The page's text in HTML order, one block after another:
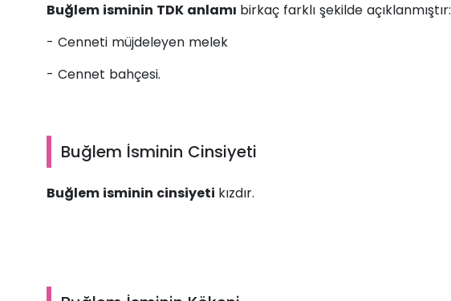
Buğlem isminin TDK anlamı birkaç farklı şekilde açıklanmıştır:
- Cenneti müjdeleyen melek
- Cennet bahçesi.
Buğlem İsminin Cinsiyeti
Buğlem isminin cinsiyeti kızdır.